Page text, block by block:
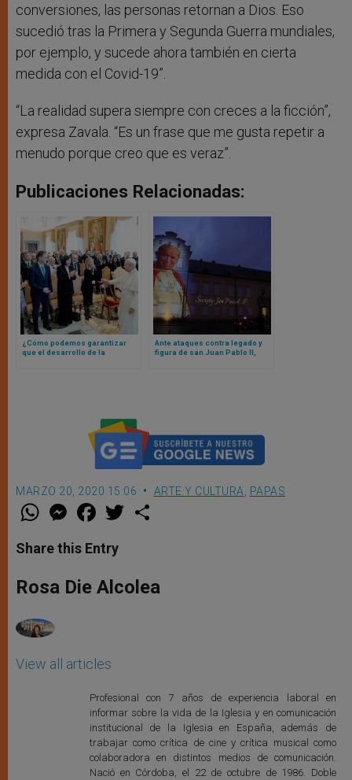
conversiones, las personas retornan a Dios. Eso
sucedió tras la Primera y Segunda Guerra mundiales,
por ejemplo, y sucede ahora también en cierta
medida con el Covid-19”.
“La realidad supera siempre con creces a la ficción”,
expresa Zavala. “Es un frase que me gusta repetir a
menudo porque creo que es veraz”.
Publicaciones Relacionadas:
¿Cómo podemos garantizar
que el desarrollo de la
Ante ataques contra legado y
figura de san Juan Pablo II,
MARZO 20, 2020 15:06 ARTE Y CULTURA PAPAS
W
t
s
p
p
M
e
s
e
g
e
F
a
e
b
o
k
w
r
Share this Entry
Rosa Die Alcolea
View all articles
Profesional con 7 años de experiencia laboral en
informar sobre la vida de la Iglesia y en comunicación
institucional de la Iglesia en España, además de
trabajar como crítica de cine y crítica musical como
colaboradora en distintos medios de comunicación.
Nació en Córdoba, el 22 de octubre de 1986. Doble